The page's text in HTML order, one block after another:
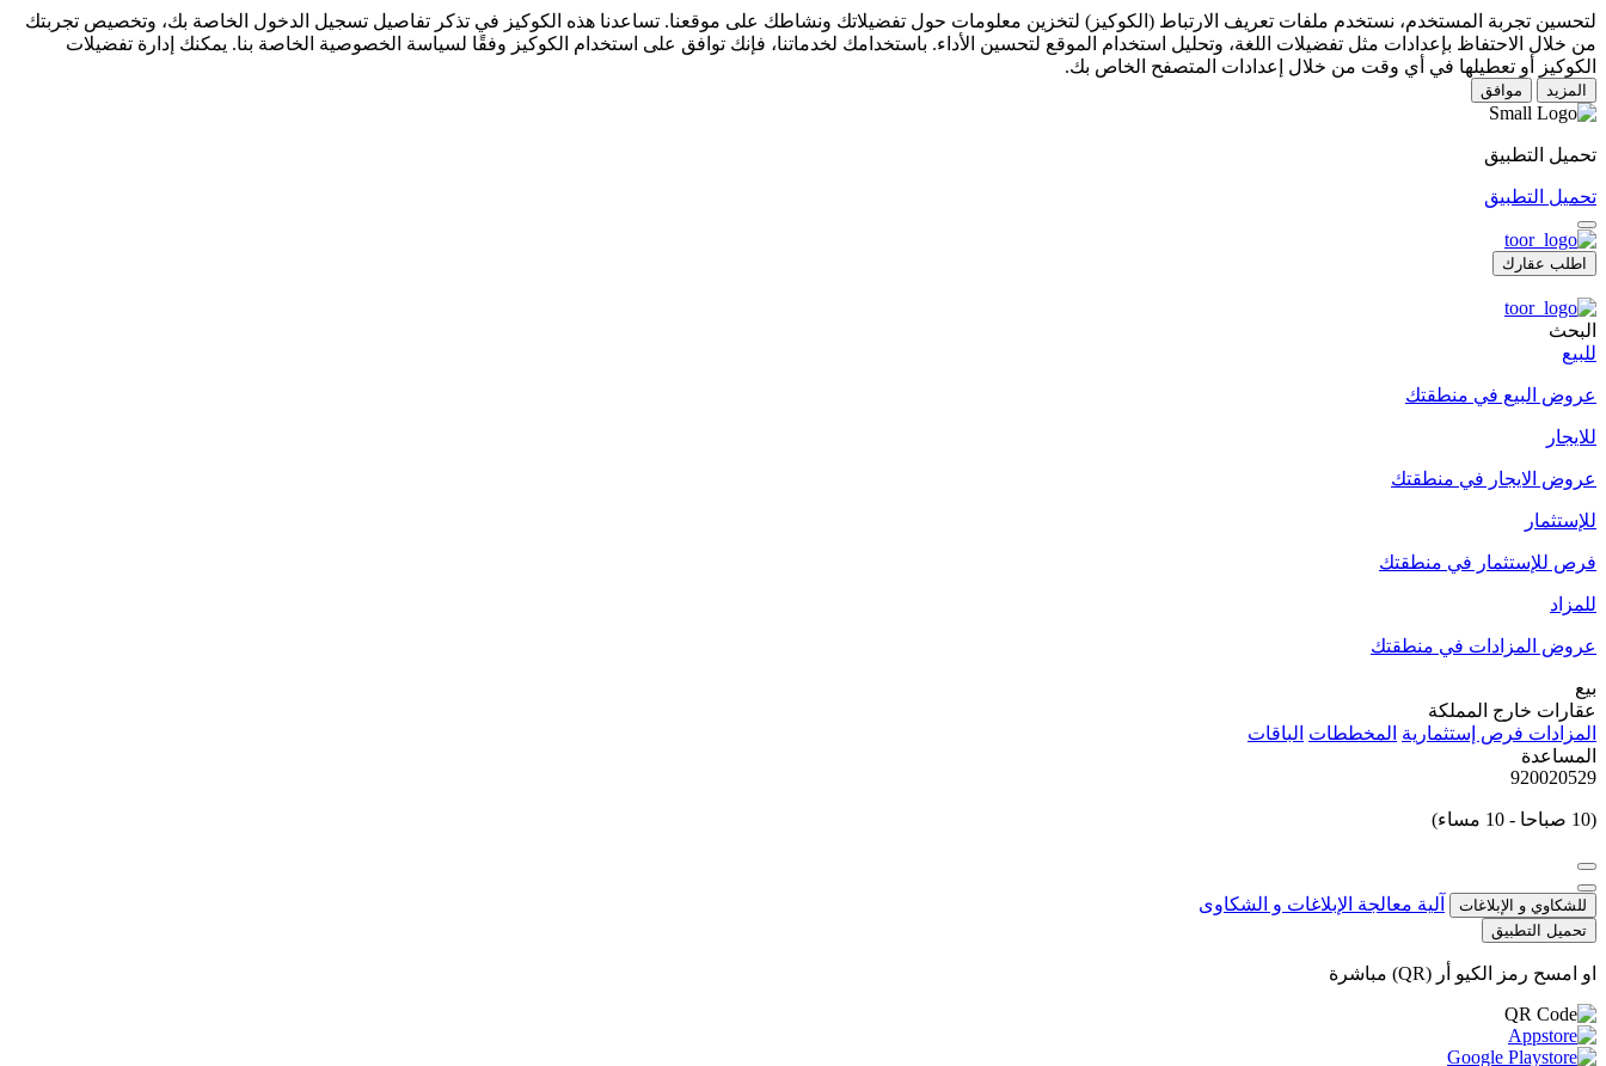
لتحسين تجربة المستخدم، نستخدم ملفات تعريف الارتباط (الكوكيز) لتخزين معلومات حول تفضيلاتك ونشاطك على موقعنا. تساعدنا هذه الكوكيز في تذكر تفاصيل تسجيل الدخول الخاصة بك، وتخصيص تجربتك
من خلال الاحتفاظ بإعدادات مثل تفضيلات اللغة، وتحليل استخدام الموقع لتحسين الأداء. باستخدامك لخدماتنا، فإنك توافق على استخدام الكوكيز وفقًا لسياسة الخصوصية الخاصة بنا. يمكنك إدارة تفضيلات
الكوكيز أو تعطيلها في أي وقت من خلال إعدادات المتصفح الخاص بك.
المزيد موافق
تحميل التطبيق
تحميل التطبيق
اطلب عقارك
البحث
للبيع
عروض البيع في منطقتك
للايجار
عروض الايجار في منطقتك
للإستثمار
فرص للإستثمار في منطقتك
للمزاد
عروض المزادات في منطقتك
بيع
عقارات خارج المملكة
المزادات فرص إستثمارية المخططات الباقات
المساعدة
920020529
(10 صباحا - 10 مساء)
للشكاوي و الإبلاغات آلية معالجة الإبلاغات و الشكاوى
تحميل التطبيق
او امسح رمز الكيو أر (QR) مباشرة